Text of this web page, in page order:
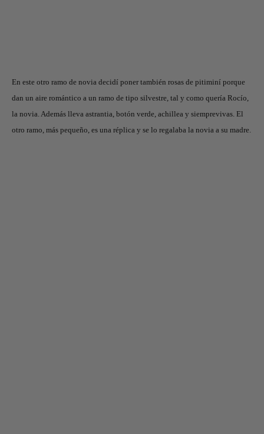
En este otro ramo de novia decidí poner también rosas de pitiminí porque
dan un aire romántico a un ramo de tipo silvestre, tal y como quería Rocío,
la novia. Además lleva astrantia, botón verde, achillea y siemprevivas. El
otro ramo, más pequeño, es una réplica y se lo regalaba la novia a su madre.